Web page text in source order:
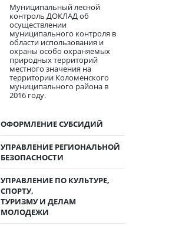
Муниципальный лесной
контроль ДОКЛАД об
осуществлении
муниципального контроля в
области использования и
охраны особо охраняемых
природных территорий
местного значения на
территории Коломенского
муниципального района в
2016 году.
ОФОРМЛЕНИЕ СУБСИДИЙ
УПРАВЛЕНИЕ РЕГИОНАЛЬНОЙ
БЕЗОПАСНОСТИ
УПРАВЛЕНИЕ ПО КУЛЬТУРЕ,
СПОРТУ,
ТУРИЗМУ И ДЕЛАМ
МОЛОДЕЖИ